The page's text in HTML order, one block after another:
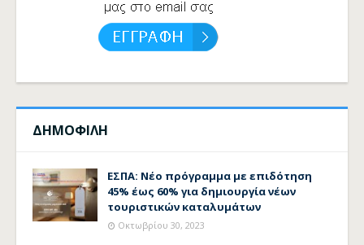
ΔΗΜΟΦΙΛΗ
ΕΣΠΑ: Νέο πρόγραμμα με επιδότηση
45% έως 60% για δημιουργία νέων
τουριστικών καταλυμάτων
Οκτωβρίου 30, 2023